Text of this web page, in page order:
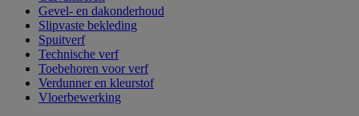
Gevel- en dakonderhoud
Slipvaste bekleding
Spuitverf
Technische verf
Toebehoren voor verf
Verdunner en kleurstof
Vloerbewerking